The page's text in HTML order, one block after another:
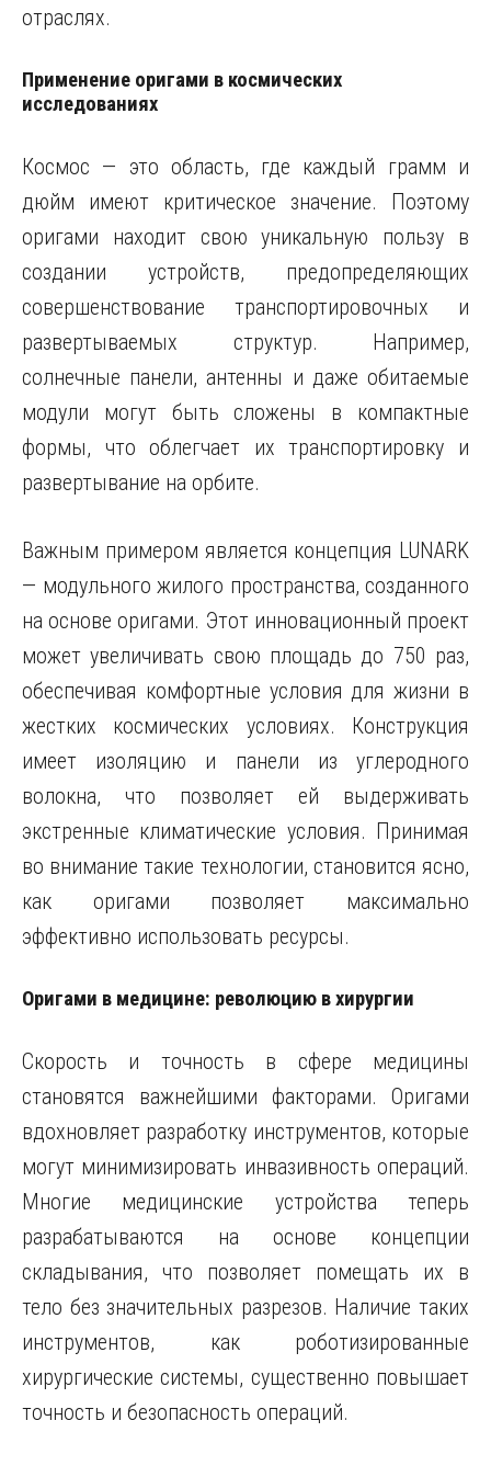
отраслях.
Применение оригами в космических
исследованиях
Космос — это область, где каждый грамм и
дюйм имеют критическое значение. Поэтому
оригами находит свою уникальную пользу в
создании устройств, предопределяющих
совершенствование транспортировочных и
развертываемых структур. Например,
солнечные панели, антенны и даже обитаемые
модули могут быть сложены в компактные
формы, что облегчает их транспортировку и
развертывание на орбите.
Важным примером является концепция LUNARK
— модульного жилого пространства, созданного
на основе оригами. Этот инновационный проект
может увеличивать свою площадь до 750 раз,
обеспечивая комфортные условия для жизни в
жестких космических условиях. Конструкция
имеет изоляцию и панели из углеродного
волокна, что позволяет ей выдерживать
экстренные климатические условия. Принимая
во внимание такие технологии, становится ясно,
как оригами позволяет максимально
эффективно использовать ресурсы.
Оригами в медицине: революцию в хирургии
Скорость и точность в сфере медицины
становятся важнейшими факторами. Оригами
вдохновляет разработку инструментов, которые
могут минимизировать инвазивность операций.
Многие медицинские устройства теперь
разрабатываются на основе концепции
складывания, что позволяет помещать их в
тело без значительных разрезов. Наличие таких
инструментов, как роботизированные
хирургические системы, существенно повышает
точность и безопасность операций.